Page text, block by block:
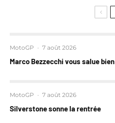
MotoGP · 7 août 2026
Marco Bezzecchi vous salue bien
MotoGP · 7 août 2026
Silverstone sonne la rentrée